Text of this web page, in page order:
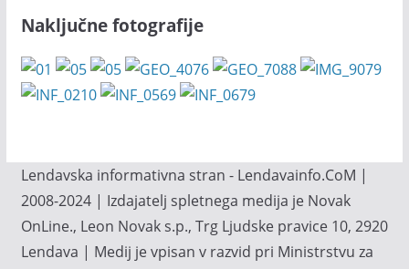
Naključne fotografije
Lendavska informativna stran - Lendavainfo.CoM |
2008-2024 | Izdajatelj spletnega medija je Novak
OnLine., Leon Novak s.p., Trg Ljudske pravice 10, 2920
Lendava | Medij je vpisan v razvid pri Ministrstvu za